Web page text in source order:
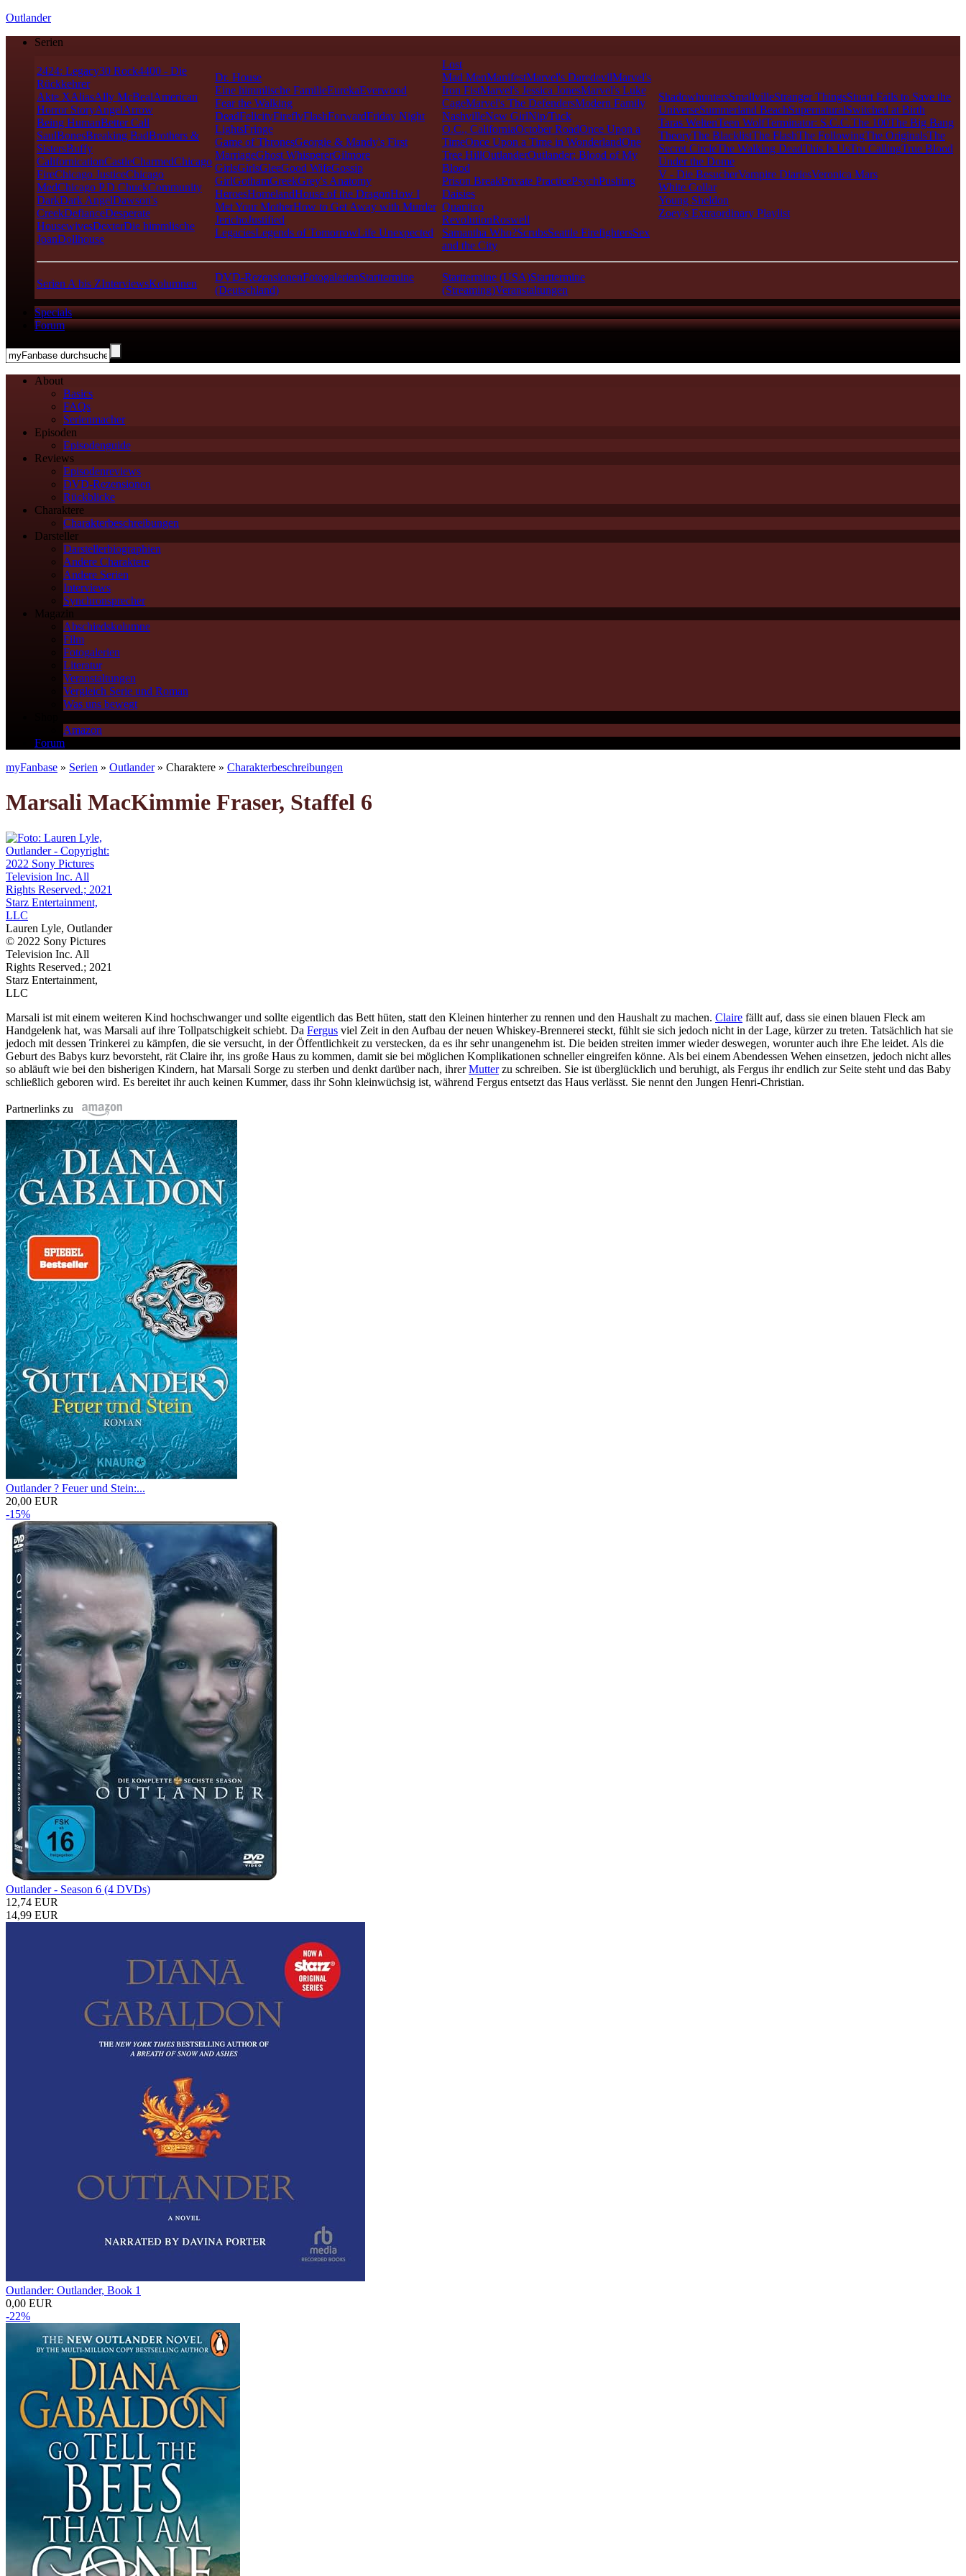
Outlander
Serien
2424: Legacy30 Rock4400 - Die
Rückkehrer
Akte XAliasAlly McBealAmerican
Horror StoryAngelArrow
Being HumanBetter Call
SaulBonesBreaking BadBrothers &
SistersBuffy
CalifornicationCastleCharmedChicago
FireChicago JusticeChicago
MedChicago P.D.ChuckCommunity
DarkDark AngelDawson's
CreekDefianceDesperate
HousewivesDexterDie himmlische
JoanDollhouse
Dr. House
Eine himmlische FamilieEurekaEverwood
Fear the Walking
DeadFelicityFireflyFlashForwardFriday Night
LightsFringe
Game of ThronesGeorgie & Mandy's First
MarriageGhost WhispererGilmore
GirlsGirlsGleeGood WifeGossip
GirlGothamGreekGrey's Anatomy
HeroesHomelandHouse of the DragonHow I
Met Your MotherHow to Get Away with Murder
JerichoJustified
LegaciesLegends of TomorrowLife Unexpected
Lost
Mad MenManifestMarvel's DaredevilMarvel's
Iron FistMarvel's Jessica JonesMarvel's Luke
CageMarvel's The DefendersModern Family
NashvilleNew GirlNip/Tuck
O.C., CaliforniaOctober RoadOnce Upon a
TimeOnce Upon a Time in WonderlandOne
Tree HillOutlanderOutlander: Blood of My
Blood
Prison BreakPrivate PracticePsychPushing
Daisies
Quantico
RevolutionRoswell
Samantha Who?ScrubsSeattle FirefightersSex
and the City
ShadowhuntersSmallvilleStranger ThingsStuart Fails to Save the
UniverseSummerland BeachSupernaturalSwitched at Birth
Taras WeltenTeen WolfTerminator: S.C.C.The 100The Big Bang
TheoryThe BlacklistThe FlashThe FollowingThe OriginalsThe
Secret CircleThe Walking DeadThis Is UsTru CallingTrue Blood
Under the Dome
V - Die BesucherVampire DiariesVeronica Mars
White Collar
Young Sheldon
Zoey's Extraordinary Playlist
Serien A bis ZInterviewsKolumnen
DVD-RezensionenFotogalerienStarttermine
(Deutschland)
Starttermine (USA)Starttermine
(Streaming)Veranstaltungen
Specials
Forum
About
Basics
FAQs
Serienmacher
Episoden
Episodenguide
Reviews
Episodenreviews
DVD-Rezensionen
Rückblicke
Charaktere
Charakterbeschreibungen
Darsteller
Darstellerbiographien
Andere Charaktere
Andere Serien
Interviews
Synchronsprecher
Magazin
Abschiedskolumne
Film
Fotogalerien
Literatur
Veranstaltungen
Vergleich Serie und Roman
Was uns bewegt
Amazon
Forum
myFanbase » Serien » Outlander» Charaktere » Charakterbeschreibungen
Marsali MacKimmie Fraser, Staffel 6
Lauren Lyle, Outlander
© 2022 Sony Pictures
Television Inc. All
Rights Reserved.; 2021
Starz Entertainment,
LLC
Marsali ist mit einem weiteren Kind hochschwanger und sollte eigentlich das Bett hüten, statt den Kleinen hinterher zu rennen und den Haushalt zu machen. Claire fällt auf, dass sie einen blauen Fleck am
Handgelenk hat, was Marsali auf ihre Tollpatschigkeit schiebt. Da Fergus viel Zeit in den Aufbau der neuen Whiskey-Brennerei steckt, fühlt sie sich jedoch nicht in der Lage, kürzer zu treten. Tatsächlich hat sie
jedoch mit dessen Trinkerei zu kämpfen, die sie versucht, in der Öffentlichkeit zu verstecken, da es ihr sehr unangenehm ist. Die beiden streiten immer wieder deswegen, worunter auch ihre Ehe leidet. Als die
Geburt des Babys kurz bevorsteht, rät Claire ihr, ins große Haus zu kommen, damit sie bei möglichen Komplikationen schneller eingreifen könne. Als bei einem Abendessen Wehen einsetzen, jedoch nicht alles
so abläuft wie bei den bisherigen Kindern, hat Marsali Sorge zu sterben und denkt darüber nach, ihrerMutterzu schreiben. Sie ist überglücklich und beruhigt, als Fergus ihr endlich zur Seite steht und das Baby
schließlich geboren wird. Es bereitet ihr auch keinen Kummer, dass ihr Sohn kleinwüchsig ist, während Fergus entsetzt das Haus verlässt. Sie nennt den Jungen Henri-Christian.
Partnerlinks zu
Outlander ? Feuer und Stein:...
20,00 EUR
-15%
Outlander - Season 6 (4 DVDs)
12,74 EUR
14,99 EUR
Outlander: Outlander, Book 1
0,00 EUR
-22%